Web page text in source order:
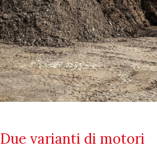
Due varianti di motori